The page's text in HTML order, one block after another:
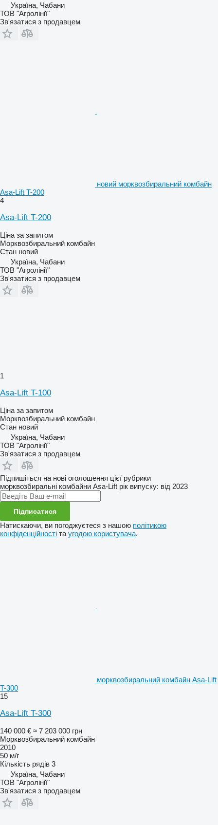
Україна, Чабани
ТОВ "Агролінії"
Зв'язатися з продавцем
новий морквозбиральний комбайн
Asa-Lift T-200
4
Asa-Lift T-200
Ціна за запитом
Морквозбиральний комбайн
Стан новий
Україна, Чабани
ТОВ "Агролінії"
Зв'язатися з продавцем
1
Asa-Lift T-100
Ціна за запитом
Морквозбиральний комбайн
Стан новий
Україна, Чабани
ТОВ "Агролінії"
Зв'язатися з продавцем
Підпишіться на нові оголошення цієї рубрики
морквозбиральні комбайни Asa-Lift рік випуску: від 2023
Підписатися
Натискаючи, ви погоджуєтеся з нашою політикою
конфіденційності та угодою користувача.
морквозбиральний комбайн Asa-Lift
T-300
15
Asa-Lift T-300
140 000 € ≈ 7 203 000 грн
Морквозбиральний комбайн
2010
50 м/г
Кількість рядів 3
Україна, Чабани
ТОВ "Агролінії"
Зв'язатися з продавцем